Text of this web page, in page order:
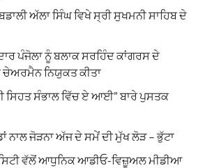
ਅੱਲਾ ਸਿੰਘ ਵਿਖੇ ਸ੍ਰੀ ਸੁਖਮਨੀ ਸਾਹਿਬ ਦੇ
ਪੰਜੋਲਾ ਨੂੰ ਬਲਾਕ ਸਰਹਿੰਦ ਕਾਂਗਰਸ ਦੇ
ਚੇਅਰਮੈਨ ਨਿਯੁਕਤ ਕੀਤਾ
ਸਿਹਤ ਸੰਭਾਲ ਵਿੱਚ ਏ ਆਈ” ਬਾਰੇ ਪੁਸਤਕ
ਨਾਲ ਜੋੜਨਾ ਅੱਜ ਦੇ ਸਮੇਂ ਦੀ ਮੁੱਖ ਲੋੜ – ਭੁੱਟਾ
ਵੱਲੋਂ ਆਧੁਨਿਕ ਆਡੀਓ-ਵਿਜ਼ੂਅਲ ਮੀਡੀਆ